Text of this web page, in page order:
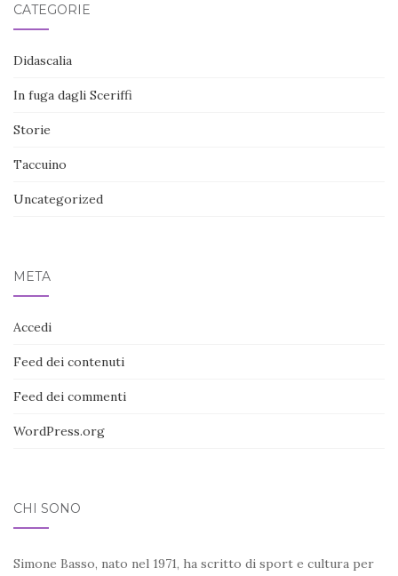
CATEGORIE
Didascalia
In fuga dagli Sceriffi
Storie
Taccuino
Uncategorized
META
Accedi
Feed dei contenuti
Feed dei commenti
WordPress.org
CHI SONO
Simone Basso, nato nel 1971, ha scritto di sport e cultura per